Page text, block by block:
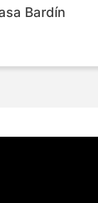
Bardín